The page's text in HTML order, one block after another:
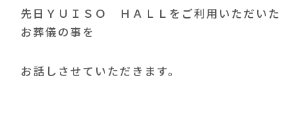
先日ＹＵＩＳＯ ＨＡＬＬをご利用いただいた
お葬儀の事を
お話しさせていただきます。